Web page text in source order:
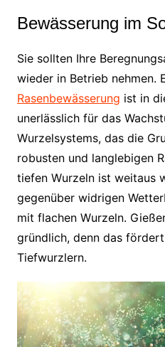
Bewässerung im
Sie sollten Ihre
wieder in Betrieb nehmen.
Rasenbewässerung ist in
unerlässlich für das
Wurzelsystems, das die
robusten und langlebigen
tiefen Wurzeln ist weitaus
gegenüber widrigen
mit flachen Wurzeln.
gründlich, denn das
Tiefwurzlern.